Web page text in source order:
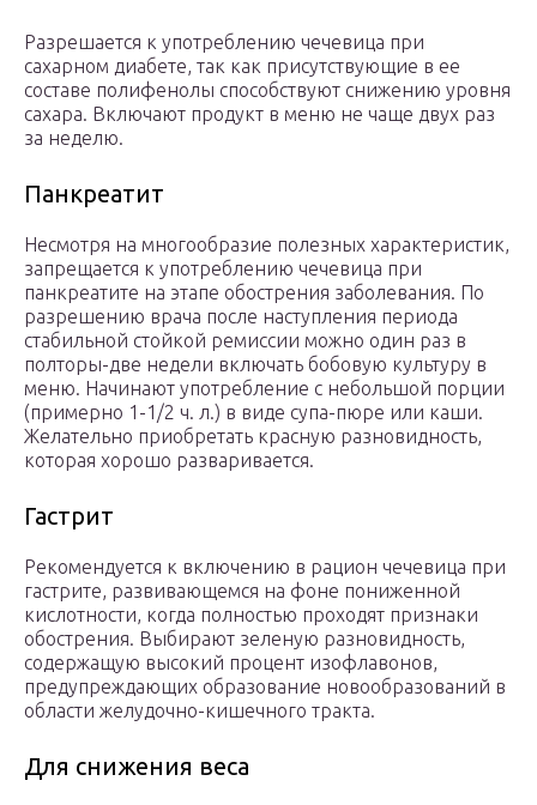
Разрешается к употреблению чечевица при
сахарном диабете, так как присутствующие в ее
составе полифенолы способствуют снижению уровня
сахара. Включают продукт в меню не чаще двух раз
за неделю.
Панкреатит
Несмотря на многообразие полезных характеристик,
запрещается к употреблению чечевица при
панкреатите на этапе обострения заболевания. По
разрешению врача после наступления периода
стабильной стойкой ремиссии можно один раз в
полторы-две недели включать бобовую культуру в
меню. Начинают употребление с небольшой порции
(примерно 1-1/2 ч. л.) в виде супа-пюре или каши.
Желательно приобретать красную разновидность,
которая хорошо разваривается.
Гастрит
Рекомендуется к включению в рацион чечевица при
гастрите, развивающемся на фоне пониженной
кислотности, когда полностью проходят признаки
обострения. Выбирают зеленую разновидность,
содержащую высокий процент изофлавонов,
предупреждающих образование новообразований в
области желудочно-кишечного тракта.
Для снижения веса